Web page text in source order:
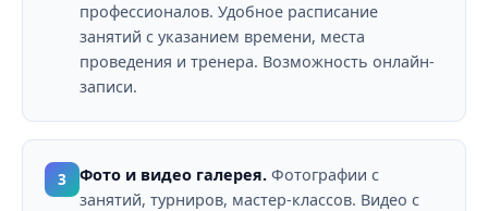
профессионалов. Удобное расписание
занятий с указанием времени, места
проведения и тренера. Возможность онлайн-
записи.
3 Фото и видео галерея. Фотографии с
занятий, турниров, мастер-классов. Видео с